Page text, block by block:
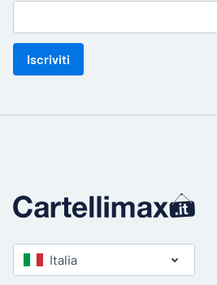
Iscriviti
Italia